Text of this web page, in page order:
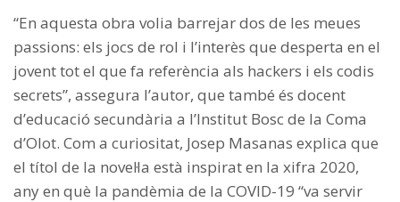
“En aquesta obra volia barrejar dos de les meues
passions: els jocs de rol i l’interès que desperta en el
jovent tot el que fa referència als hackers i els codis
secrets”, assegura l’autor, que també és docent
d’educació secundària a l’Institut Bosc de la Coma
d’Olot. Com a curiositat, Josep Masanas explica que
el títol de la novel·la està inspirat en la xifra 2020,
any en què la pandèmia de la COVID-19 “va servir